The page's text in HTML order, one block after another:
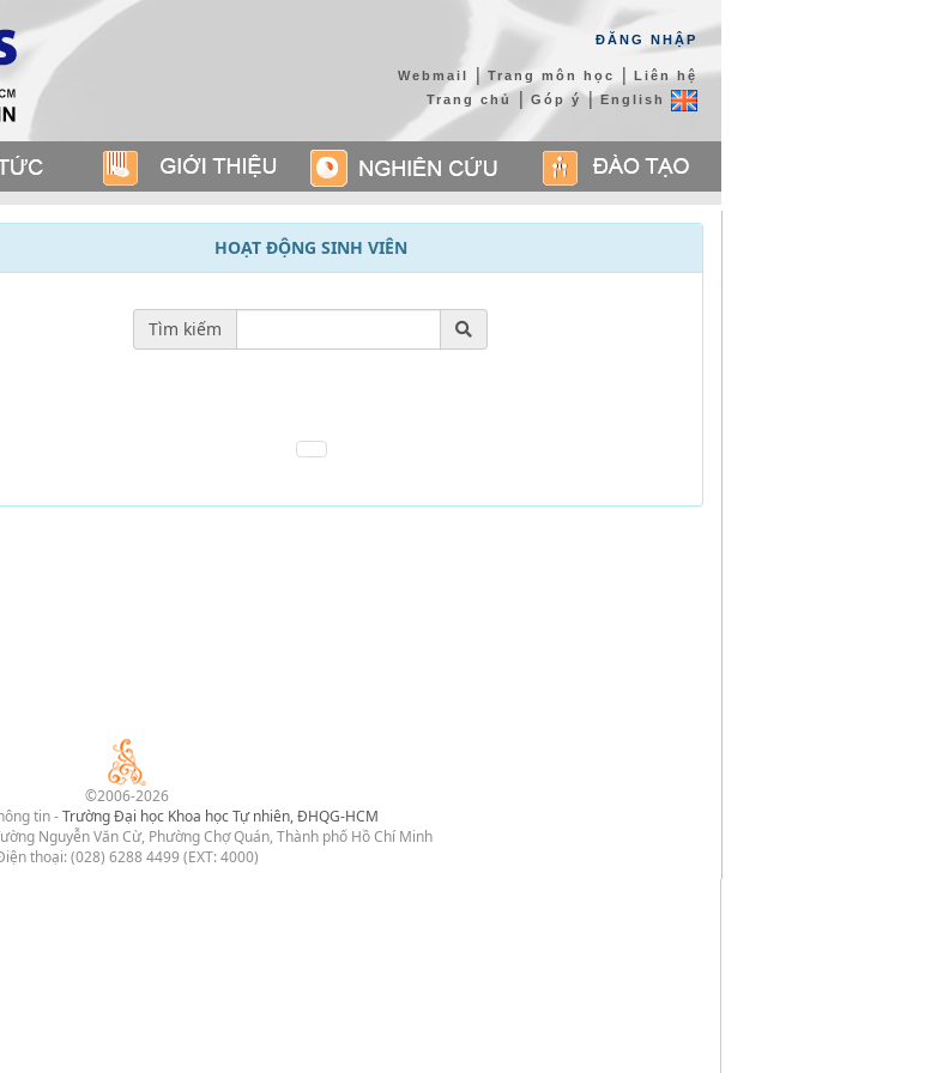
ĐĂNG NHẬP
Webmail | Trang môn học | Liên hệ
Trang chủ | Góp ý|English
HOẠT ĐỘNG SINH VIÊN
Tìm kiếm
©2006-2026
tin -Trường Đại học Khoa học Tự nhiên, ĐHQG-HCM
Nguyễn Văn Cừ, Phường Chợ Quán, Thành phố Hồ Chí Minh
thoại: (028) 6288 4499 (EXT: 4000)